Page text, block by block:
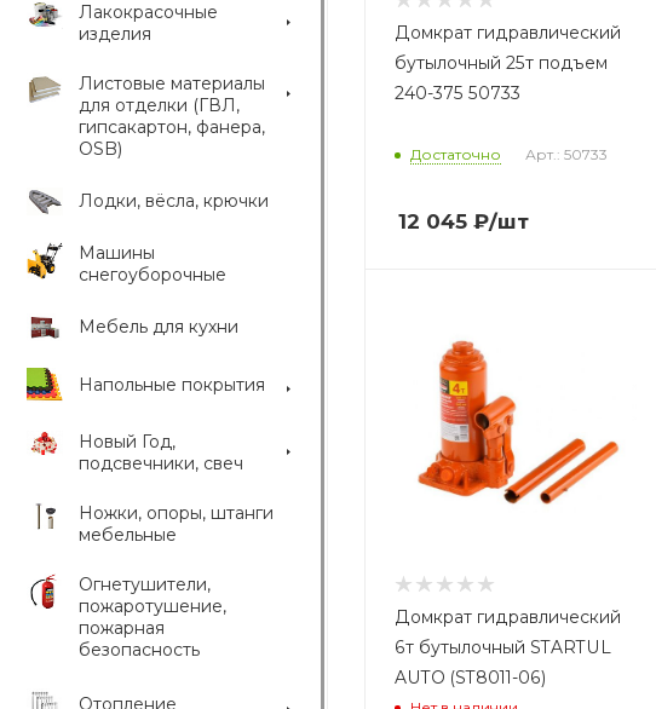
Лакокрасочные
изделия
Листовые материалы
для отделки (ГВЛ,
гипсакартон, фанера,
OSB)
Лодки, вёсла, крючки
Машины
снегоуборочные
Мебель для кухни
Напольные покрытия
Новый Год,
подсвечники, свеч
Ножки, опоры, штанги
мебельные
Огнетушители,
пожаротушение,
пожарная
безопасность
Отопление
Домкрат гидравлический
бутылочный 25т подъем
240-375 50733
Достаточно Арт.: 50733
12 045 ₽/шт
Домкрат гидравлический
6т бутылочный STARTUL
AUTO (ST8011-06)